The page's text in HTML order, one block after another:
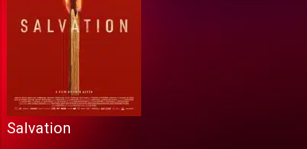
Salvation